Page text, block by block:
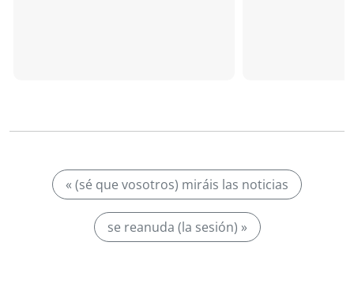
« (sé que vosotros) miráis las noticias
se reanuda (la sesión) »